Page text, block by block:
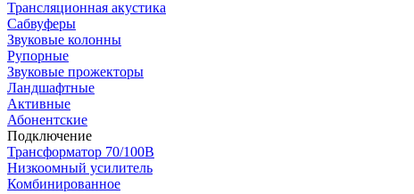
Трансляционная акустика
Сабвуферы
Звуковые колонны
Рупорные
Звуковые прожекторы
Ландшафтные
Активные
Абонентские
Подключение
Трансформатор 70/100В
Низкоомный усилитель
Комбинированное